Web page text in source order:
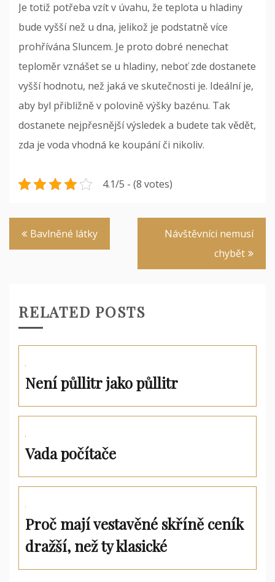
Je totiž potřeba vzít v úvahu, že teplota u hladiny
bude vyšší než u dna, jelikož je podstatně více
prohřívána Sluncem. Je proto dobré nenechat
teploměr vznášet se u hladiny, neboť zde dostanete
vyšší hodnotu, než jaká ve skutečnosti je. Ideální je,
aby byl přibližně v polovině výšky bazénu. Tak
dostanete nejpřesnější výsledek a budete tak vědět,
zda je voda vhodná ke koupání či nikoliv.
4.1/5 - (8 votes)
Navigace
pro
Bavlněné látky
Návštěvníci nemusí
chybět
RELATED POSTS
Není půllitr jako půllitr
Vada počítače
Proč mají vestavěné skříně ceník
dražší, než ty klasické